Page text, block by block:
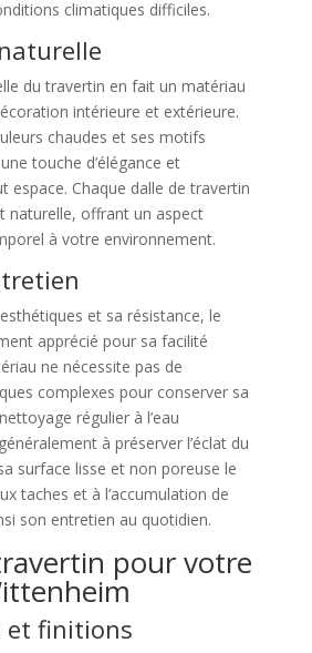
climatiques difficiles.
du travertin en fait un matériau
intérieure et extérieure.
chaudes et ses motifs
touche d’élégance et
espace. Chaque dalle de travertin
naturelle, offrant un aspect
à votre environnement.
et sa résistance, le
apprécié pour sa facilité
ne nécessite pas de
complexes pour conserver sa
régulier à l’eau
à préserver l’éclat du
surface lisse et non poreuse le
taches et à l’accumulation de
son entretien au quotidien.
pour votre
et finitions